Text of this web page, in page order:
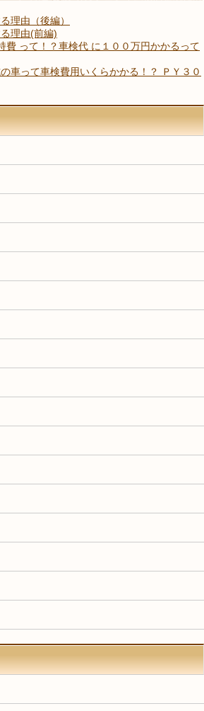
理由（後編）
理由(前編)
費 って！？車検代 に１００万円かかるって
車って車検費用いくらかかる！？ ＰＹ３０